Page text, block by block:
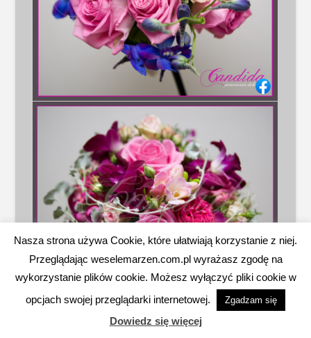
Nasza strona używa Cookie, które ułatwiają korzystanie z niej.
Przeglądając weselemarzen.com.pl wyrażasz zgodę na
wykorzystanie plików cookie. Możesz wyłączyć pliki cookie w
opcjach swojej przeglądarki internetowej.
Zgadzam się
Dowiedz się więcej